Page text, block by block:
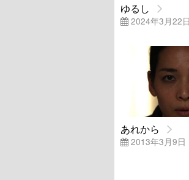
ゆるし
2024年3月22日
あれから
2013年3月9日